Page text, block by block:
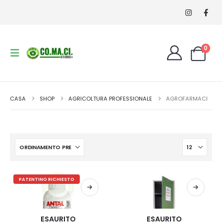
0
CASA SHOP AGRICOLTURA PROFESSIONALE AGROFARMACI
PATENTINO RICHIESTO
ESAURITO ESAURITO